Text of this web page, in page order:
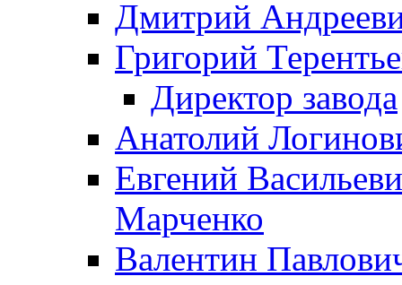
Дмитрий
Григорий
Директор завода
Анатолий
Евгений
Марченко
Валентин